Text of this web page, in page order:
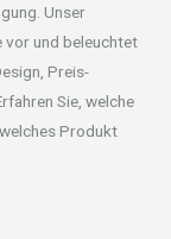
Unser
vor und beleuchtet
Preis-
Sie, welche
Produkt